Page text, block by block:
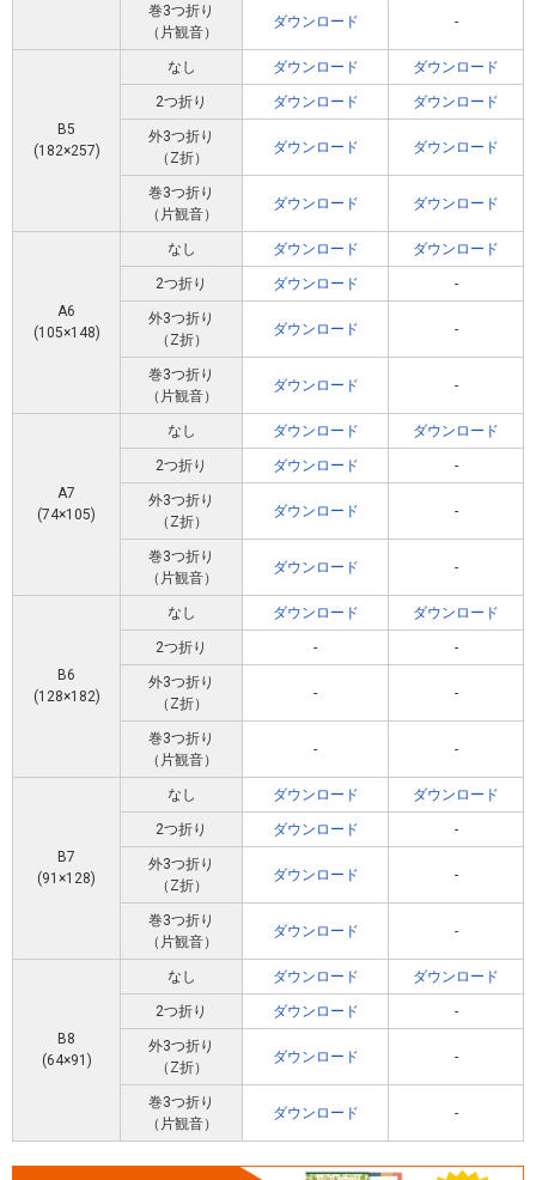
巻3つ折り
（片観音）
ダウンロード -
B5
(182×257)
なし ダウンロード ダウンロード
2つ折り ダウンロード ダウンロード
外3つ折り
（Z折）
ダウンロード ダウンロード
巻3つ折り
（片観音）
ダウンロード ダウンロード
A6
(105×148)
なし ダウンロード ダウンロード
2つ折り ダウンロード -
外3つ折り
（Z折）
ダウンロード -
巻3つ折り
（片観音）
ダウンロード -
A7
(74×105)
なし ダウンロード ダウンロード
2つ折り ダウンロード -
外3つ折り
（Z折）
ダウンロード -
巻3つ折り
（片観音）
ダウンロード -
B6
(128×182)
なし ダウンロード ダウンロード
2つ折り - -
外3つ折り
（Z折）
- -
巻3つ折り
（片観音）
- -
B7
(91×128)
なし ダウンロード ダウンロード
2つ折り ダウンロード -
外3つ折り
（Z折）
ダウンロード -
巻3つ折り
（片観音）
ダウンロード -
B8
(64×91)
なし ダウンロード ダウンロード
2つ折り ダウンロード -
外3つ折り
（Z折）
ダウンロード -
巻3つ折り
（片観音）
ダウンロード -